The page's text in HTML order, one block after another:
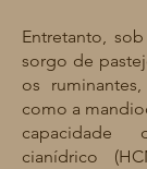
Entretanto,
sorgo de
os
como a
cianídrico